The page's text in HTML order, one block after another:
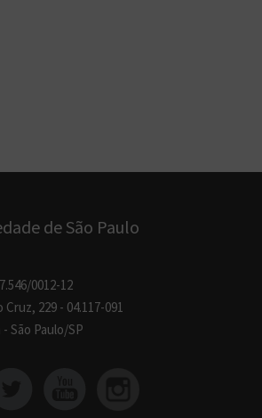
de São Paulo
0012-12
Cruz, 229 - 04.117-091
São Paulo/SP